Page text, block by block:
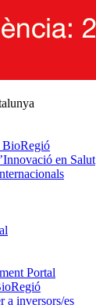
BioRegió
en Salut
Portal
a inversors/es